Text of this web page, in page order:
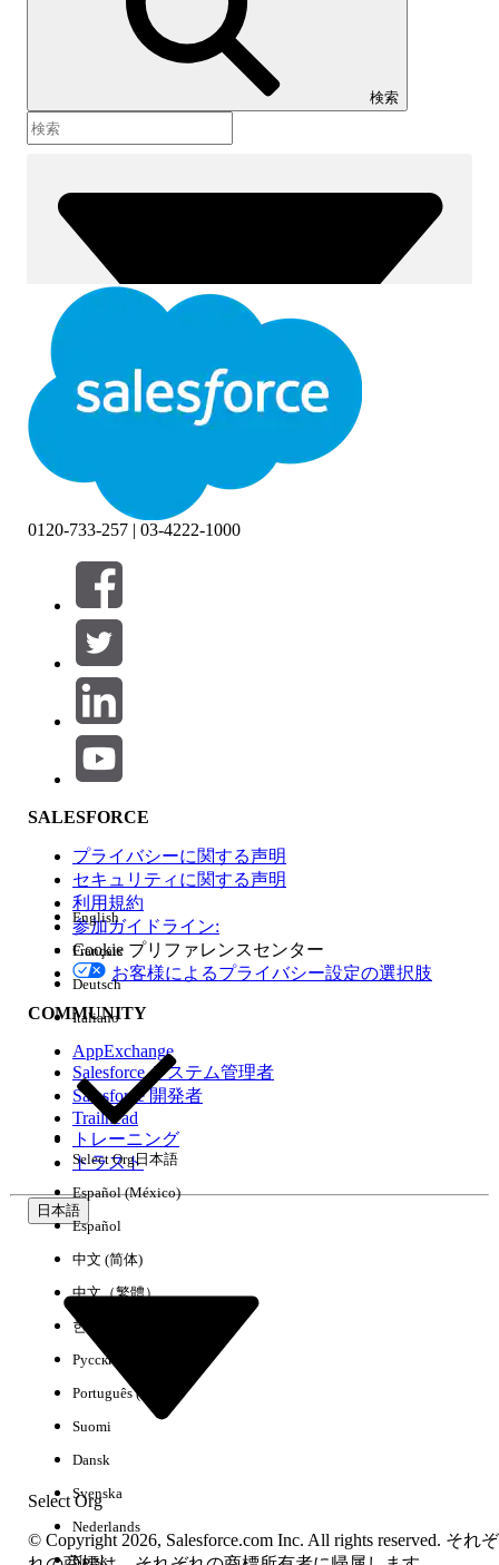
目次を表示
検索
絞り込み条件 (0)
絞り込み条件を選択
製品エリア
機能の影響
エディション
環境
0120-733-257 | 03-4222-1000
SALESFORCE
プライバシーに関する声明
セキュリティに関する声明
利用規約
参加ガイドライン:
Cookie プリファレンスセンター
お客様によるプライバシー設定の選択肢
COMMUNITY
AppExchange
Salesforce システム管理者
Salesforce 開発者
Trailhead
トレーニング
トラスト
日本語
Select Org
English
Français
Deutsch
Italiano
Select Org日本語
Español (México)
Español
中文 (简体)
中文（繁體）
한국어
Русский
Português (Brasil)
Suomi
Dansk
Svenska
Nederlands
Norsk
© Copyright 2026, Salesforce.com Inc. All rights reserved. それぞ